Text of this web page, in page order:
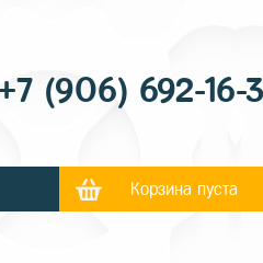
(906) 692-16-
Корзина пуста